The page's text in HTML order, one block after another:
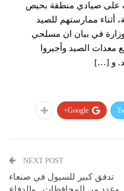
على صيادي منطقة بحيص
أثناء ممارستهم للصيد
في بيان ان مسلحي
معدات الصيد وأجبروا
و […]
Google+
NEXT POST
تدفق كبير للسيول في صنعاء